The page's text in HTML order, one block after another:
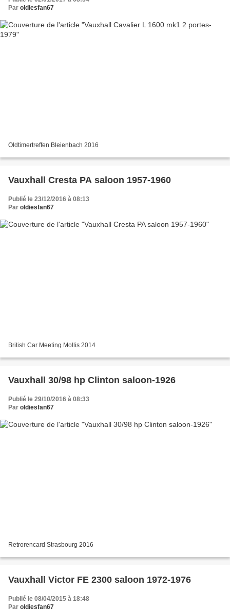
Par oldiesfan67
Oldtimertreffen Bleienbach 2016
Vauxhall Cresta PA saloon 1957-1960
Publié le 23/12/2016 à 08:13
Par oldiesfan67
British Car Meeting Mollis 2014
Vauxhall 30/98 hp Clinton saloon-1926
Publié le 29/10/2016 à 08:33
Par oldiesfan67
Retrorencard Strasbourg 2016
Vauxhall Victor FE 2300 saloon 1972-1976
Publié le 08/04/2015 à 18:48
Par oldiesfan67